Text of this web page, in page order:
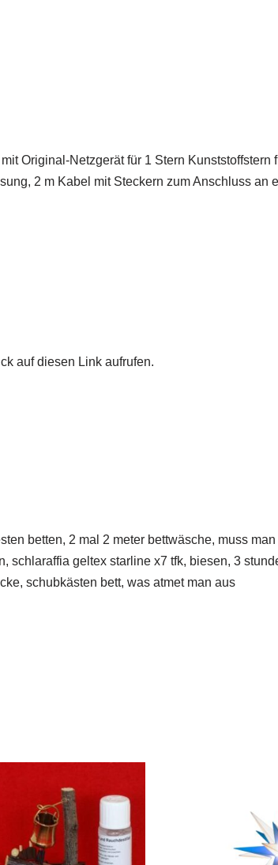
Original-Netzgerät für 1 Stern
2 m Kabel mit Steckern zum Anschluss
auf diesen Link aufrufen.
betten, 2 mal 2 meter bettwäsche, muss
schlaraffia geltex starline x7 tfk, biesen, 3
schubkästen bett, was atmet man aus